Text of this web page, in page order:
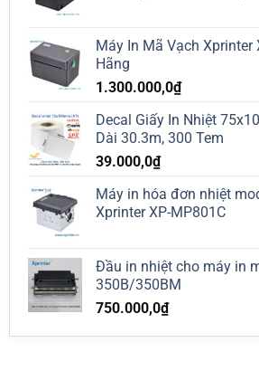
Máy In Mã Vạch Xprinter
Hãng
1.300.000,0₫
Decal Giấy In Nhiệt
Dài 30.3m, 300 Tem
39.000,0₫
Máy in hóa đơn nhiệt
Xprinter XP-MP801C
Đầu in nhiệt cho máy in
350B/350BM
750.000,0₫